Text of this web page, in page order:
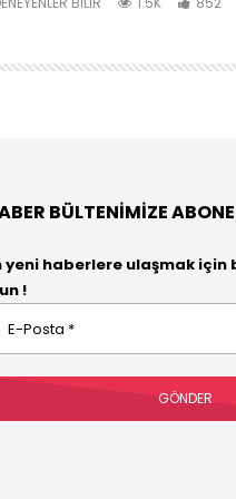
BÜLTENIMIZE
yeni haberlere ulaşmak
!